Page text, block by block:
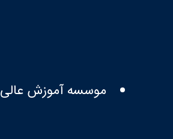
موسسه آموزش عالی